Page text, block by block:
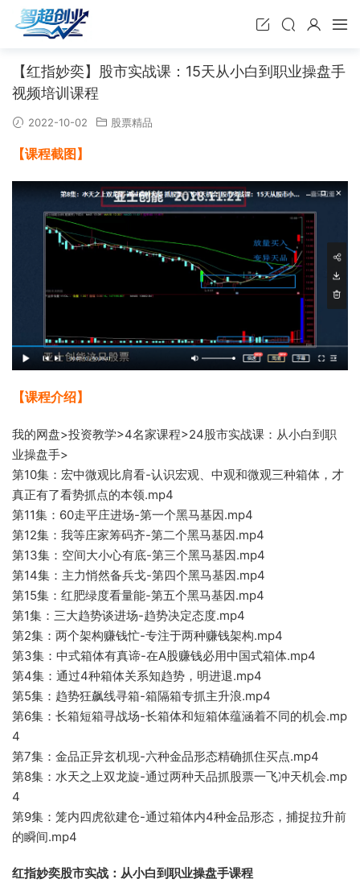
【红指妙奕】股市实战课：15天从小白到职业操盘手
视频培训课程
2022-10-02 股票精品
【课程截图】
【课程介绍】
我的网盘>投资教学>4名家课程>24股市实战课：从小白到职
业操盘手>
第10集：宏中微观比肩看-认识宏观、中观和微观三种箱体，才
真正有了看势抓点的本领.mp4
第11集 ：60走平庄进场-第一个黑马基因.mp4
第12集：我等庄家筹码齐-第二个黑马基因.mp4
第13集：空间大小心有底-第三个黑马基因.mp4
第14集：主力悄然备兵戈-第四个黑马基因.mp4
第15集：红肥绿度看量能-第五个黑马基因.mp4
第1集：三大趋势谈进场-趋势决定态度.mp4
第2集：两个架构赚钱忙-专注于两种赚钱架构.mp4
第3集：中式箱体有真谛-在A股赚钱必用中国式箱体.mp4
第4集：通过4种箱体关系知趋势，明进退.mp4
第5集：趋势狂飙线寻箱-箱隔箱专抓主升浪.mp4
第6集：长箱短箱寻战场-长箱体和短箱体蕴涵着不同的机会.mp
4
第7集：金品正异玄机现-六种金品形态精确抓住买点.mp4
第8集：水天之上双龙旋-通过两种天品抓股票一飞冲天机会.mp
4
第9集：笼内四虎欲建仓-通过箱体内4种金品形态，捕捉拉升前
的瞬间.mp4
红指妙奕股市实战：从小白到职业操盘手课程